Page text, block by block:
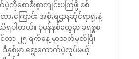
ပွဲကိုစောစီးစွာကျင်းပကြဖို့ စစ်
းကြောင်း အစိုးရဌာနဆိုင်ရာရုံးနဲ့
ရပါတယ်။ ပုံမှန်နှစ်တွေမှာ ခရစ္စစ
ာ ၂၅ ရက်နေ့ မှာသတ်မှတ်ပြီး
ဒီနှစ်မှာ ရွေးကောက်ပွဲလုပ်မယ့်